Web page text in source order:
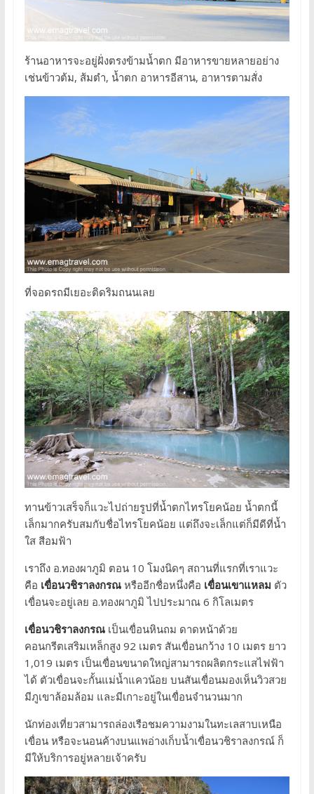
ร้านอาหารจะอยู่ฝั่งตรงข้ามน้ำตก มีอาหารขายหลายอย่าง
เช่นข้าวต้ม, ส้มตำ, น้ำตก อาหารอีสาน, อาหารตามสั่ง
ที่จอดรถมีเยอะติดริมถนนเลย
ทานข้าวเสร็จก็แวะไปถ่ายรูปที่น้ำตกไทรโยคน้อย น้ำตกนี้
เล็กมากครับสมกับชื่อไทรโยคน้อย แต่ถึงจะเล็กแต่ก็มีดีที่น้ำ
ใส สีอมฟ้า
เราถึง อ.ทองผาภูมิ ตอน 10 โมงนิดๆ สถานที่แรกที่เราแวะ
คือ เขื่อนวชิราลงกรณหรืออีกชื่อหนึ่งคือ เขื่อนเขาแหลม ตัว
เขื่อนจะอยู่เลย อ.ทองผาภูมิ ไปประมาณ 6 กิโลเมตร
เขื่อนวชิราลงกรณเป็นเขื่อนหินถม ดาดหน้าด้วย
คอนกรีตเสริมเหล็กสูง 92 เมตร สันเขื่อนกว้าง 10 เมตร ยาว
1,019 เมตร เป็นเขื่อนขนาดใหญ่สามารถผลิตกระแสไฟฟ้า
ได้ ตัวเขื่อนจะกั้นแม่น้ำแควน้อย บนสันเขื่อนมองเห็นวิวสวย
มีภูเขาล้อมล้อม และมีเกาะอยู่ในเขื่อนจำนวนมาก
นักท่องเที่ยวสามารถล่องเรือชมความงามในทะเลสาบเหนือ
เขื่อน หรือจะนอนค้างบนแพอ่างเก็บน้ำเขื่อนวชิราลงกรณ์ ก็
มีให้บริการอยู่หลายเจ้าครับ